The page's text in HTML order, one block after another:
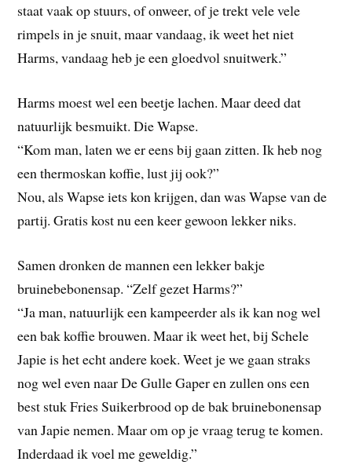
staat vaak op stuurs, of onweer, of je trekt vele vele
rimpels in je snuit, maar vandaag, ik weet het niet
Harms, vandaag heb je een gloedvol snuitwerk.”
Harms moest wel een beetje lachen. Maar deed dat
natuurlijk besmuikt. Die Wapse.
“Kom man, laten we er eens bij gaan zitten. Ik heb nog
een thermoskan koffie, lust jij ook?”
Nou, als Wapse iets kon krijgen, dan was Wapse van de
partij. Gratis kost nu een keer gewoon lekker niks.
Samen dronken de mannen een lekker bakje
bruinebebonensap. “Zelf gezet Harms?”
“Ja man, natuurlijk een kampeerder als ik kan nog wel
een bak koffie brouwen. Maar ik weet het, bij Schele
Japie is het echt andere koek. Weet je we gaan straks
nog wel even naar De Gulle Gaper en zullen ons een
best stuk Fries Suikerbrood op de bak bruinebonensap
van Japie nemen. Maar om op je vraag terug te komen.
Inderdaad ik voel me geweldig.”